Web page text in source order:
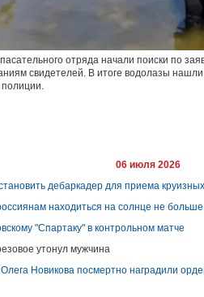
отряда начали поиски по
свидетелей. В итоге водолазы
06 июля 2026
дебаркадер для приема
находиться на солнце не
"Спартаку" в контрольном матче
утонул мужчина
Новикова посмертно наградили